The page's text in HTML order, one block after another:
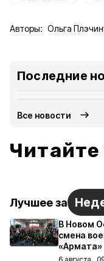
Авторы: Ольга
Последние
Все новости
Лучшее за
В Новом
смена
«Армата»